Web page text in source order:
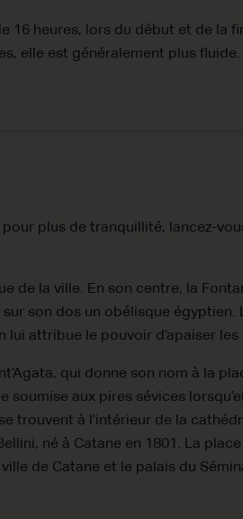
16 heures, lors du début et de la
elle est généralement plus fluide.
plus de tranquillité, lancez-
de la ville. En son centre, la
son dos un obélisque égyptien.
attribue le pouvoir d’apaiser les
qui donne son nom à la
aux pires sévices
trouvent à l’intérieur de la
né à Catane en 1801. La
de Catane et le palais du